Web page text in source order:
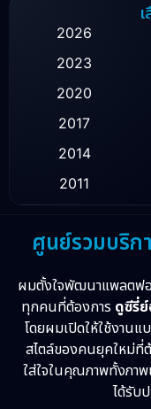
Family ครอบครัว
Fantasy จินตนาการ
History ประวัติศาส
Inspirational แรง
Love
Melodrama
Mystery ลึกลับ
2026
2023
2020
2017
2014
2011
ศูนย์รวมบริก
ผมตั้งใจพัฒนาแพลตฟ
ทุกคนที่ต้องการ ดูซีรี่
โดยผมเปิดให้ใช้งานแ
สไตล์ของคนยุคใหม่ที่ต้
ใส่ใจในคุณภาพทั้งภา
ได้รับ